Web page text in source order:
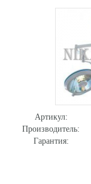
Артикул:
Производитель:
Гарантия: